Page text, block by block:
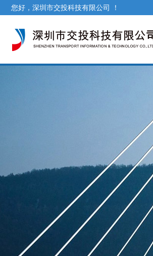
您好，深圳市交投科技有限公司 ！